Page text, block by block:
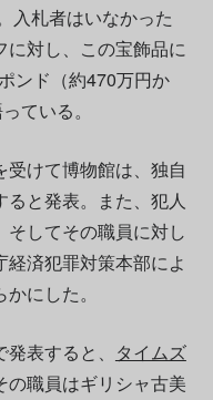
入札者はいなかった
に対し、この宝飾品に
ンド（約470万円か
ている。
けて博物館は、独自
と発表。また、犯人
そしてその職員に対し
済犯罪対策本部によ
にした。
表すると、 タイムズ
の職員はギリシャ古美